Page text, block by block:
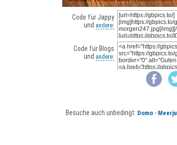
Code für Jappy
und andere:
Code für Blogs
und andere:
Besuche auch unbedingt: Domo-